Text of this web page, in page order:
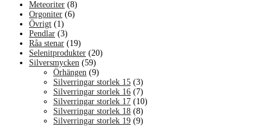
Meteoriter (8)
Orgoniter (6)
Övrigt (1)
Pendlar (3)
Råa stenar (19)
Selenitprodukter (20)
Silversmycken (59)
Örhängen (9)
Silverringar storlek 15 (3)
Silverringar storlek 16 (7)
Silverringar storlek 17 (10)
Silverringar storlek 18 (8)
Silverringar storlek 19 (9)